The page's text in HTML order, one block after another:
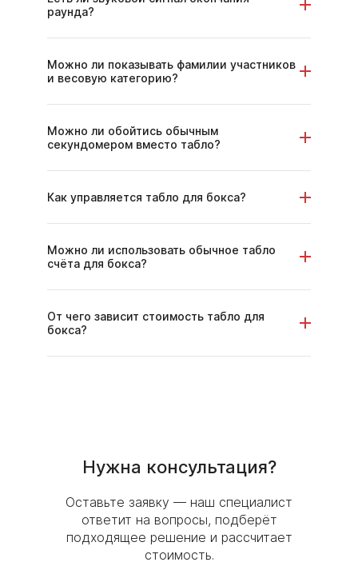
раунда?
Можно ли показывать фамилии участников
и весовую категорию?
Можно ли обойтись обычным
секундомером вместо табло?
Как управляется табло для бокса?
Можно ли использовать обычное табло
счёта для бокса?
От чего зависит стоимость табло для
бокса?
Нужна консультация?
Оставьте заявку — наш специалист
ответит на вопросы, подберёт
подходящее решение и рассчитает
стоимость.